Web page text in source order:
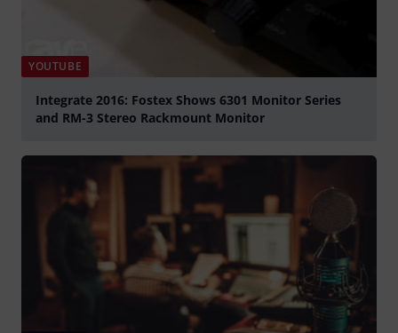
YOUTUBE
Integrate 2016: Fostex Shows 6301 Monitor Series
and RM-3 Stereo Rackmount Monitor